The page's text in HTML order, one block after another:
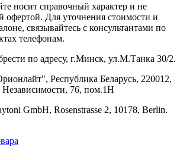
носит справочный характер и не
офертой. Для уточнения стоимости и
связывайтесь с консультантами по
телефонам.
по адресу, г.Минск, ул.М.Танка 30/2.
Республика Беларусь, 220012,
76, пом.1Н
GmbH, Rosenstrasse 2, 10178, Berlin.